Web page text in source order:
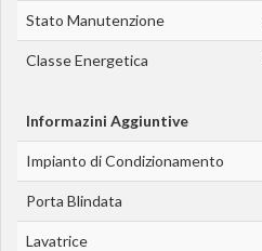
Stato Manutenzione
Classe Energetica
Informazini Aggiuntive
Impianto di Condizionamento
Porta Blindata
Lavatrice